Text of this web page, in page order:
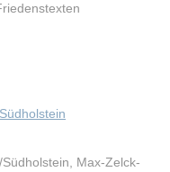
Max-Zelck-